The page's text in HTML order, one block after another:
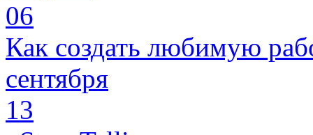
06
Как создать любимую
сентября
13